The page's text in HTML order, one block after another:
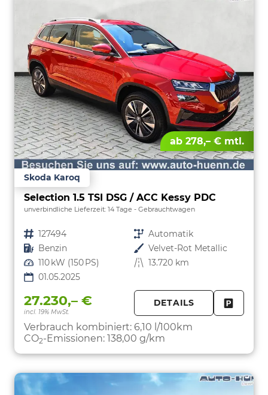
ab 278,– € mtl.
Skoda Karoq
Selection 1.5 TSI DSG / ACC Kessy PDC
unverbindliche Lieferzeit: 14 Tage Gebrauchtwagen
Fahrzeugnr. 127494 Getriebe Automatik
Kraftstoff Benzin Außenfarbe Velvet-Rot Metallic
Leistung 110 kW (150 PS) Kilometerstand 13.720 km
01.05.2025
27.230,– €
incl. 19% MwSt.
DETAILS
Verbrauch kombiniert: 6,10 l/100km
CO2-Emissionen: 138,00 g/km